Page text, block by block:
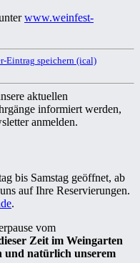
www.weinfest-
Eintrag speichern (ical)
aktuellen
informiert werden,
anmelden.
bis Samstag geöffnet, ab
auf Ihre Reservierungen.
.
vom
Zeit im Weingarten
und natürlich unserem